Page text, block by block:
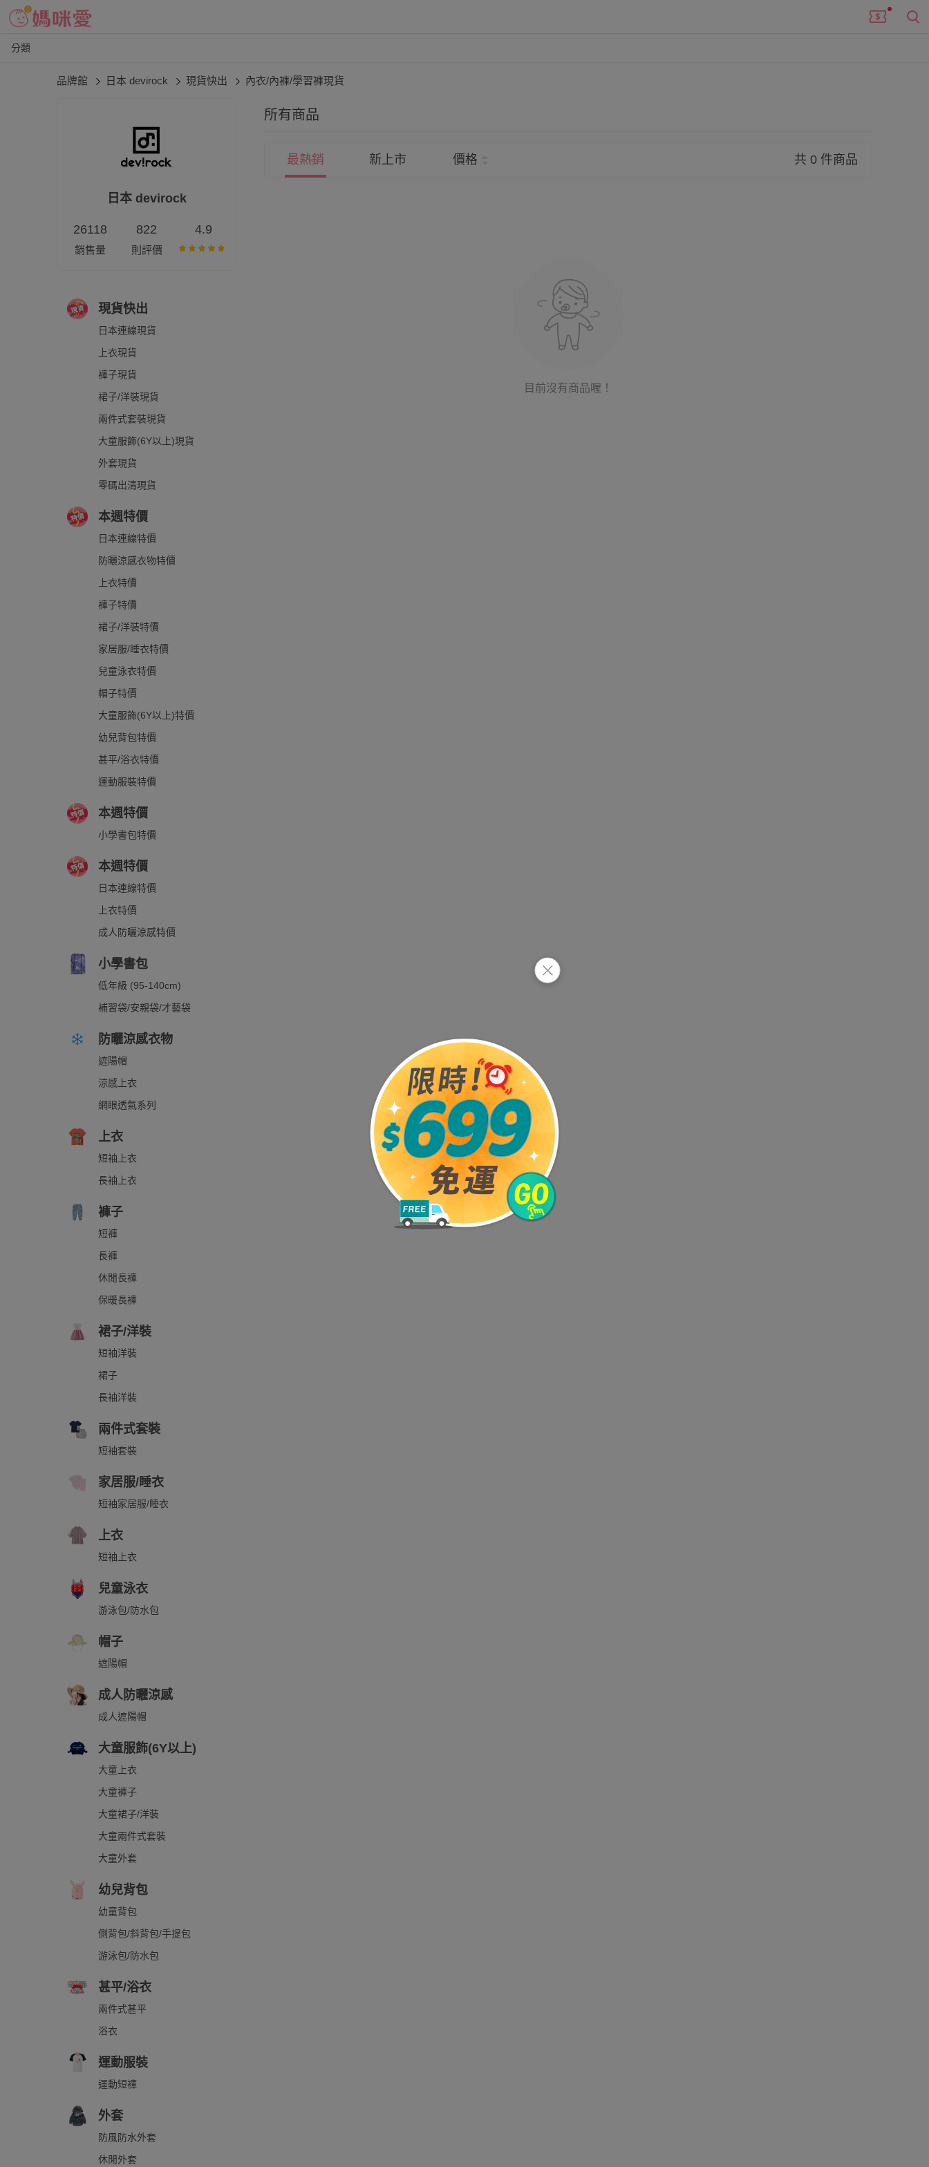
分類
品牌館 日本 devirock 現貨快出 內衣/內褲/學習褲現貨
日本 devirock
26118
銷售量
822
則評價
4.9
現貨快出
日本連線現貨
上衣現貨
褲子現貨
裙子/洋裝現貨
兩件式套裝現貨
大童服飾(6Y以上)現貨
外套現貨
零碼出清現貨
本週特價
日本連線特價
防曬涼感衣物特價
上衣特價
褲子特價
裙子/洋裝特價
家居服/睡衣特價
兒童泳衣特價
帽子特價
大童服飾(6Y以上)特價
幼兒背包特價
甚平/浴衣特價
運動服裝特價
本週特價
小學書包特價
本週特價
日本連線特價
上衣特價
成人防曬涼感特價
小學書包
低年級 (95-140cm)
補習袋/安親袋/才藝袋
防曬涼感衣物
遮陽帽
涼感上衣
網眼透氣系列
上衣
短袖上衣
長袖上衣
褲子
短褲
長褲
休閒長褲
保暖長褲
裙子/洋裝
短袖洋裝
裙子
長袖洋裝
兩件式套裝
短袖套裝
家居服/睡衣
短袖家居服/睡衣
上衣
短袖上衣
兒童泳衣
游泳包/防水包
帽子
遮陽帽
成人防曬涼感
成人遮陽帽
大童服飾(6Y以上)
大童上衣
大童褲子
大童裙子/洋裝
大童兩件式套裝
大童外套
幼兒背包
幼童背包
側背包/斜背包/手提包
游泳包/防水包
甚平/浴衣
兩件式甚平
浴衣
運動服裝
運動短褲
外套
防風防水外套
休閒外套
所有商品
最熱銷 新上市 價格 共 0 件商品
目前沒有商品喔！